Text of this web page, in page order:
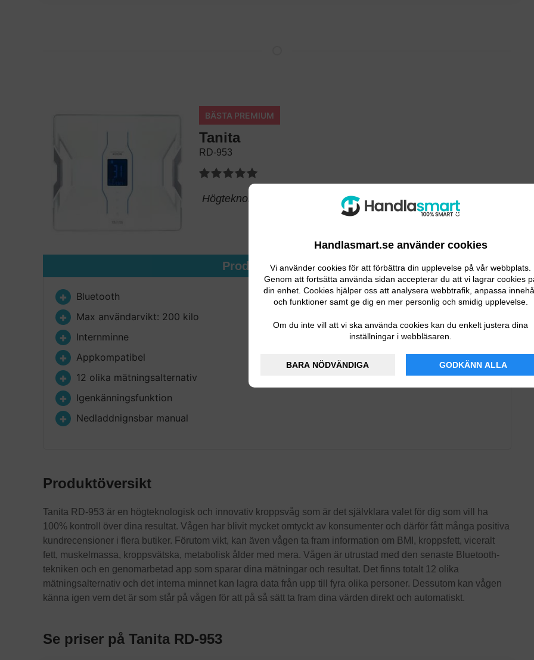
Handlasmart.se använder cookies
Vi använder cookies för att förbättra din upplevelse på vår webbplats.
Genom att fortsätta använda sidan accepterar du att vi lagrar cookies
din enhet. Cookies hjälper oss att analysera webbtrafik, anpassa
och funktioner samt ge dig en mer personlig och smidig upplevelse.
Om du inte vill att vi ska använda cookies kan du enkelt justera dina
inställningar i webbläsaren.
BARA NÖDVÄNDIGA GODKÄNN ALLA
BÄSTA PREMIUM
Tanita
RD-953
Högteknologisk våg som ger dig 100% kontroll över dina resultat.
Produktegenskaper
Bluetooth
Max användarvikt: 200 kilo
Internminne
Appkompatibel
12 olika mätningsalternativ
Igenkänningsfunktion
Nedladdnignsbar manual
Produktöversikt
Tanita RD-953 är en högteknologisk och innovativ kroppsvåg som är det självklara valet för dig som vill ha
100% kontroll över dina resultat. Vågen har blivit mycket omtyckt av konsumenter och därför fått många positiva
kundrecensioner i flera butiker. Förutom vikt, kan även vågen ta fram information om BMI, kroppsfett, viceralt
fett, muskelmassa, kroppsvätska, metabolisk ålder med mera. Vågen är utrustad med den senaste Bluetooth-
tekniken och en genomarbetad app som sparar dina mätningar och resultat. Det finns totalt 12 olika
mätningsalternativ och det interna minnet kan lagra data från upp till fyra olika personer. Dessutom kan vågen
känna igen vem det är som står på vågen för att på så sätt ta fram dina värden direkt och automatiskt.
Se priser på Tanita RD-953